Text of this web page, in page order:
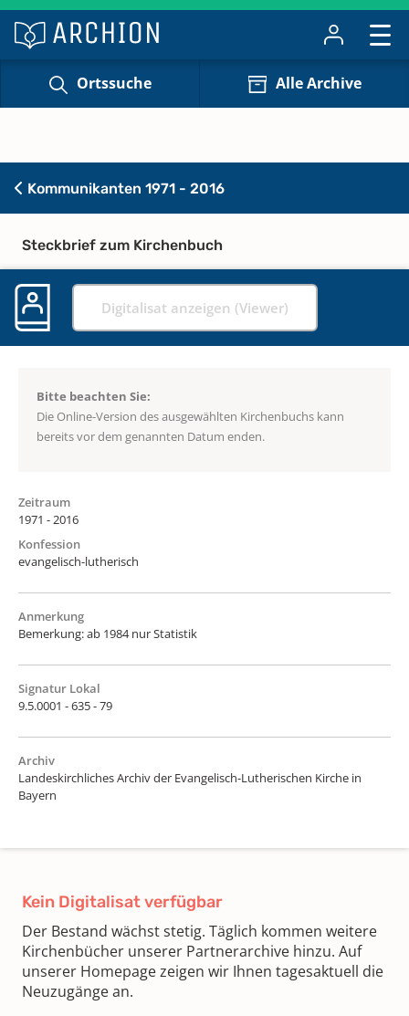
Ortssuche Alle Archive
Kommunikanten 1971 - 2016
Steckbrief zum Kirchenbuch
Digitalisat anzeigen (Viewer)
Bitte beachten Sie:
Die Online-Version des ausgewählten Kirchenbuchs kann
bereits vor dem genannten Datum enden.
Zeitraum
1971 - 2016
Konfession
evangelisch-lutherisch
Anmerkung
Bemerkung: ab 1984 nur Statistik
Signatur Lokal
9.5.0001 - 635 - 79
Archiv
Landeskirchliches Archiv der Evangelisch-Lutherischen Kirche in
Bayern
Kein Digitalisat verfügbar
Der Bestand wächst stetig. Täglich kommen weitere
Kirchenbücher unserer Partnerarchive hinzu. Auf
unserer Homepage zeigen wir Ihnen tagesaktuell die
Neuzugänge an.